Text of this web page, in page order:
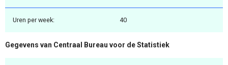
Uren per week: 40
Gegevens van Centraal Bureau voor de Statistiek